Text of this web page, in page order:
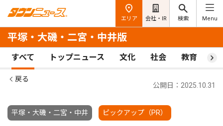
エリア 会社・IR 検索 Menu
平塚・大磯・二宮・中井版
すべて トップニュース 文化 社会 教育 ス
戻る
平塚・大磯・二宮・中井 ピックアップ（PR）
公開日：2025.10.31